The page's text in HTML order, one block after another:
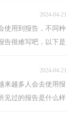
2024-04-21
使用到报告，不同种
告很难写吧，以下是
2024-04-21
来越多人会去使用报
见过的报告是什么样